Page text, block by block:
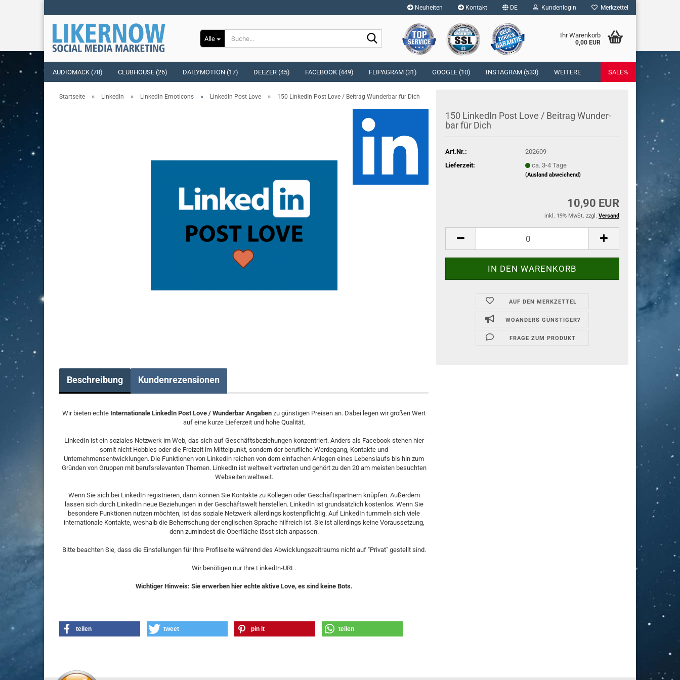
Neuheiten Kontakt DE
Sprache auswählen
Kundenlogin
E-Mail
Passwort vergessen?
Merkzettel
Alle Ihr Warenkorb
0,00 EUR
AUDIOMACK (78) CLUBHOUSE (26) DAILYMOTION (17) DEEZER (45) FACEBOOK (449) FLIPAGRAM (31) GOOGLE (10) INSTAGRAM (533) SALE%
WEITERE
Startseite » LinkedIn » LinkedIn Emoticons » LinkedIn Post Love » 150 LinkedIn Post Love / Beitrag Wunderbar für Dich
150 Lin­ke­dIn Post Love / Bei­trag Wun­der­
bar für Dich
Art.Nr.:
202609
Lieferzeit:
ca. 3-4 Tage
(Ausland abweichend)
10,90 EUR
inkl. 19% MwSt. zzgl. Versand
AUF DEN MERKZETTEL
WOANDERS GÜNSTIGER?
FRAGE ZUM PRODUKT
Beschreibung Kundenrezensionen
Wir bieten echte Internationale LinkedIn Post Love / Wunderbar Angaben zu günstigen Preisen an. Dabei legen wir großen Wert
auf eine kurze Lieferzeit und hohe Qualität.
LinkedIn ist ein soziales Netzwerk im Web, das sich auf Geschäftsbeziehungen konzentriert. Anders als Facebook stehen hier
somit nicht Hobbies oder die Freizeit im Mittelpunkt, sondern der berufliche Werdegang, Kontakte und
Unternehmensentwicklungen. Die Funktionen von LinkedIn reichen von dem einfachen Anlegen eines Lebenslaufs bis hin zum
Gründen von Gruppen mit berufsrelevanten Themen. LinkedIn ist weltweit vertreten und gehört zu den 20 am meisten besuchten
Webseiten weltweit.
Wenn Sie sich bei LinkedIn registrieren, dann können Sie Kontakte zu Kollegen oder Geschäftspartnern knüpfen. Außerdem
lassen sich durch LinkedIn neue Beziehungen in der Geschäftswelt herstellen. LinkedIn ist grundsätzlich kostenlos. Wenn Sie
besondere Funktionen nutzen möchten, ist das soziale Netzwerk allerdings kostenpflichtig. Auf LinkedIn tummeln sich viele
internationale Kontakte, weshalb die Beherrschung der englischen Sprache hilfreich ist. Sie ist allerdings keine Voraussetzung,
denn zumindest die Oberfläche lässt sich anpassen.
Bitte beachten Sie, dass die Einstellungen für Ihre Profilseite während des Abwicklungszeitraums nicht auf "Privat" gestellt sind.
Wir benötigen nur Ihre LinkedIn-URL.
Wichtiger Hinweis: Sie erwerben hier echte aktive Love, es sind keine Bots.
teilen tweet pin it teilen